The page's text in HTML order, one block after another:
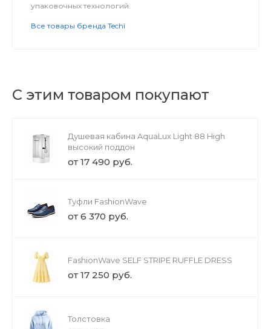
упаковочных технологий.
Все товары бренда Techi
С этим товаром покупают
Душевая кабина AquaLux Light 88 High
высокий поддон
от 17 490 руб.
Туфли FashionWave
от 6 370 руб.
FashionWave SELF STRIPE RUFFLE DRESS
от 17 250 руб.
Толстовка